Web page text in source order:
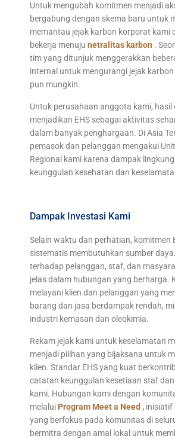
Untuk mengubah komitmen menjadi
bergabung dengan skema baru untuk
memantau jejak karbon korporat kami
bekerja menuju netralitas karbon .
tim yang ditunjuk menggerakkan
internal untuk mengurangi jejak
pun mungkin.
Untuk perusahaan anggota kami, hasil
menjadikan EHS sebagai aktivitas
dalam banyak penghargaan. Di Asia
pemasok dan pelanggan mengakui
Regional kami karena dampak
keunggulan kesehatan dan
Dampak Investasi Kami
Selain waktu dan perhatian, komitmen
sistematis membutuhkan sumber
terhadap pelanggan, staf, dan
jelas dalam hubungan yang berharga.
melayani klien dan pelanggan yang
barang dan jasa berdampak rendah,
industri kemasan dan oleokimia.
Rekam jejak kami untuk keselamatan
menjadi pilihan yang bijaksana untuk
klien. Standar EHS yang kuat
catatan keunggulan kesetiaan staf
kami. Hubungan kami dengan
melalui Program Meet a Need , inisiatif
yang berfokus pada komunitas di
bermitra dengan amal lokal untuk